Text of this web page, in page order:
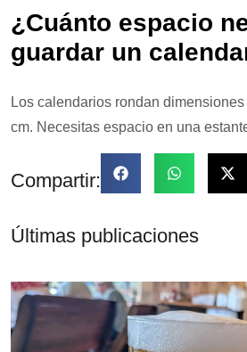
¿Cuánto espacio
guardar un
Los calendarios rondan
cm. Necesitas espacio en una
Compartir:
Últimas publicaciones